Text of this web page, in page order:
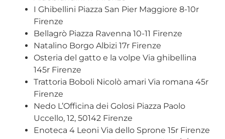
I Ghibellini Piazza San Pier Maggiore 8-10r
Firenze
Bellagrò Piazza Ravenna 10-11 Firenze
Natalino Borgo Albizi 17r Firenze
Osteria del gatto e la volpe Via ghibellina
145r Firenze
Trattoria Boboli Nicolò amari Via romana 45r
Firenze
Nedo L’Officina dei Golosi Piazza Paolo
Uccello, 12, 50142 Firenze
Enoteca 4 Leoni Via dello Sprone 15r Firenze